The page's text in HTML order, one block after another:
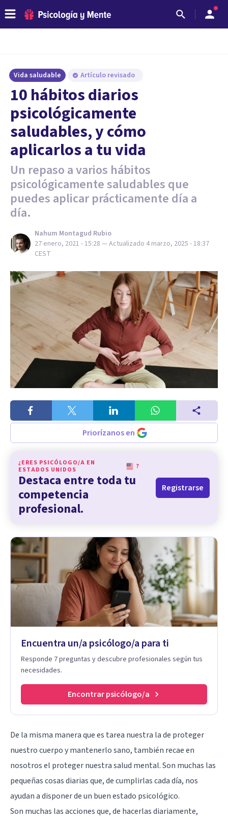
Vida saludable Artículo revisado
10 hábitos diarios
psicológicamente
saludables, y cómo
aplicarlos a tu vida
Un repaso a varios hábitos
psicológicamente saludables que
puedes aplicar prácticamente día a
día.
Nahum Montagud Rubio
27 enero, 2021 - 15:28 — Actualizado 4 marzo, 2025 - 18:37
CEST
Priorízanos en
¿ERES PSICÓLOGO/A EN
ESTADOS UNIDOS
?
Destaca entre toda tu
competencia
profesional.
Registrarse
Encuentra un/a psicólogo/a para ti
Responde 7 preguntas y descubre profesionales según tus
necesidades.
Encontrar psicólogo/a
De la misma manera que es tarea nuestra la de proteger
nuestro cuerpo y mantenerlo sano, también recae en
nosotros el proteger nuestra salud mental. Son muchas las
pequeñas cosas diarias que, de cumplirlas cada día, nos
ayudan a disponer de un buen estado psicológico.
Son muchas las acciones que, de hacerlas diariamente,